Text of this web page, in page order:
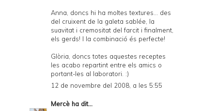
Anna, doncs hi ha moltes textures... des
del cruixent de la galeta sablée, la
suavitat i cremositat del farcit i finalment,
els gerds! I la combinació és perfecte!
Glòria, doncs totes aquestes receptes
les acabo repartint entre els amics o
portant-les al laboratori. :)
12 de novembre del 2008, a les 5:55
Mercè ha dit...